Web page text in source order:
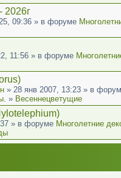
2026г
09:36 » в форуме
11:56 » в форуме
» 28 янв 2007, 13:23 » в
» Весеннецветущие
» в форуме Многолетние